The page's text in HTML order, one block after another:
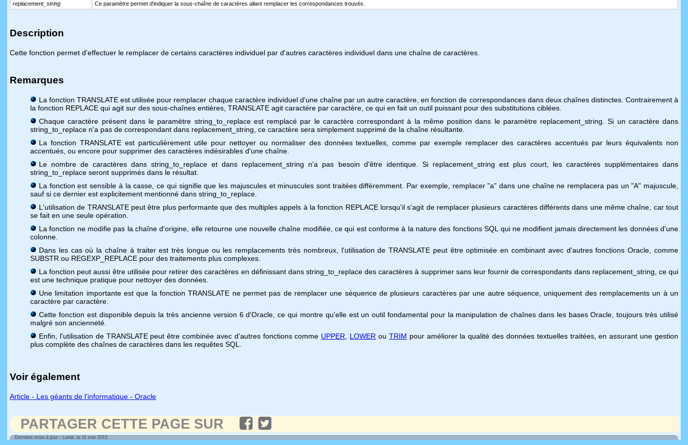
replacement_string
Ce paramètre permet d'indiquer la sous-chaîne de caractères allant remplacer les correspondances trouvés.
Description
Cette fonction permet d'effectuer le remplacer de certains caractères individuel par d'autres caractères individuel dans une chaîne de caractères.
Remarques
La fonction TRANSLATE est utilisée pour remplacer chaque caractère individuel d'une chaîne par un autre caractère, en fonction de correspondances dans deux chaînes distinctes. Contrairement à
la fonction REPLACE qui agit sur des sous-chaînes entières, TRANSLATE agit caractère par caractère, ce qui en fait un outil puissant pour des substitutions ciblées.
Chaque caractère présent dans le paramètre string_to_replace est remplacé par le caractère correspondant à la même position dans le paramètre replacement_string. Si un caractère dans
string_to_replace n'a pas de correspondant dans replacement_string, ce caractère sera simplement supprimé de la chaîne résultante.
La fonction TRANSLATE est particulièrement utile pour nettoyer ou normaliser des données textuelles, comme par exemple remplacer des caractères accentués par leurs équivalents non
accentués, ou encore pour supprimer des caractères indésirables d'une chaîne.
Le nombre de caractères dans string_to_replace et dans replacement_string n'a pas besoin d'être identique. Si replacement_string est plus court, les caractères supplémentaires dans
string_to_replace seront supprimés dans le résultat.
La fonction est sensible à la casse, ce qui signifie que les majuscules et minuscules sont traitées différemment. Par exemple, remplacer "a" dans une chaîne ne remplacera pas un "A" majuscule,
sauf si ce dernier est explicitement mentionné dans string_to_replace.
L'utilisation de TRANSLATE peut être plus performante que des multiples appels à la fonction REPLACE lorsqu'il s'agit de remplacer plusieurs caractères différents dans une même chaîne, car tout
se fait en une seule opération.
La fonction ne modifie pas la chaîne d'origine, elle retourne une nouvelle chaîne modifiée, ce qui est conforme à la nature des fonctions SQL qui ne modifient jamais directement les données d'une
colonne.
Dans les cas où la chaîne à traiter est très longue ou les remplacements très nombreux, l'utilisation de TRANSLATE peut être optimisée en combinant avec d'autres fonctions Oracle, comme
SUBSTR ou REGEXP_REPLACE pour des traitements plus complexes.
La fonction peut aussi être utilisée pour retirer des caractères en définissant dans string_to_replace des caractères à supprimer sans leur fournir de correspondants dans replacement_string, ce qui
est une technique pratique pour nettoyer des données.
Une limitation importante est que la fonction TRANSLATE ne permet pas de remplacer une séquence de plusieurs caractères par une autre séquence, uniquement des remplacements un à un
caractère par caractère.
Cette fonction est disponible depuis la très ancienne version 6 d'Oracle, ce qui montre qu'elle est un outil fondamental pour la manipulation de chaînes dans les bases Oracle, toujours très utilisé
malgré son ancienneté.
Enfin, l'utilisation de TRANSLATE peut être combinée avec d'autres fonctions comme UPPER LOWER ou TRIM pour améliorer la qualité des données textuelles traitées, en assurant une gestion
plus complète des chaînes de caractères dans les requêtes SQL.
Voir également
Article - Les géants de l'informatique - Oracle
PARTAGER CETTE PAGE SUR
Dernière mise à jour : Lundi, le 11 mai 2015